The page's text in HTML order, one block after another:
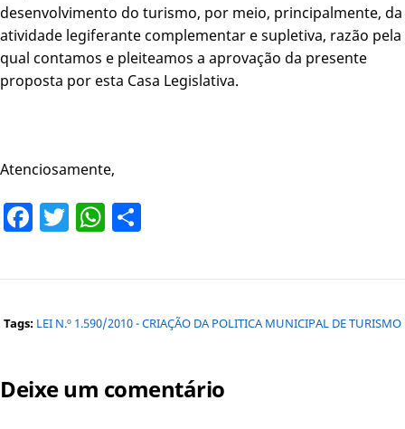
desenvolvimento do turismo, por meio, principalmente, da
atividade legiferante complementar e supletiva, razão pela
qual contamos e pleiteamos a aprovação da presente
proposta por esta Casa Legislativa.
Atenciosamente,
Facebook
TwitterWhatsApp
Tags: LEI N.º 1.590/2010 - CRIAÇÃO DA POLITICA MUNICIPAL DE TURISMO
Deixe um comentário